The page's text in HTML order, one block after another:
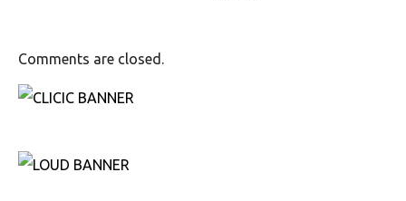
Comments are closed.